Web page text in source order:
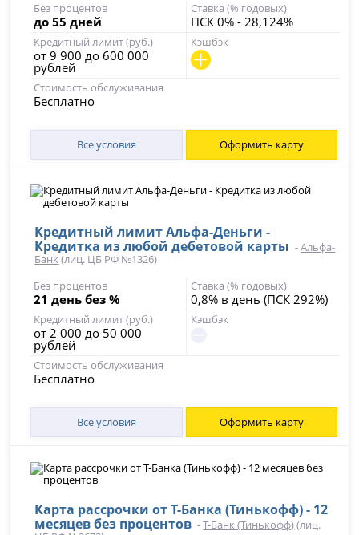
Без процентов
до 55 дней
Ставка (% годовых)
ПСК 0% - 28,124%
Кредитный лимит (руб.)
от 9 900 до 600 000
рублей
Кэшбэк
Стоимость обслуживания
Бесплатно
Все условия Оформить карту
Кредитный лимит Альфа-Деньги -
Кредитка из любой дебетовой карты -Альфа-
Банк (лиц. ЦБ РФ №1326)
Без процентов
21 день без %
Ставка (% годовых)
0,8% в день (ПСК 292%)
Кредитный лимит (руб.)
от 2 000 до 50 000
рублей
Кэшбэк
Стоимость обслуживания
Бесплатно
Все условия Оформить карту
Карта рассрочки от Т-Банка (Тинькофф) - 12
месяцев без процентов -Т-Банк (Тинькофф)(лиц.